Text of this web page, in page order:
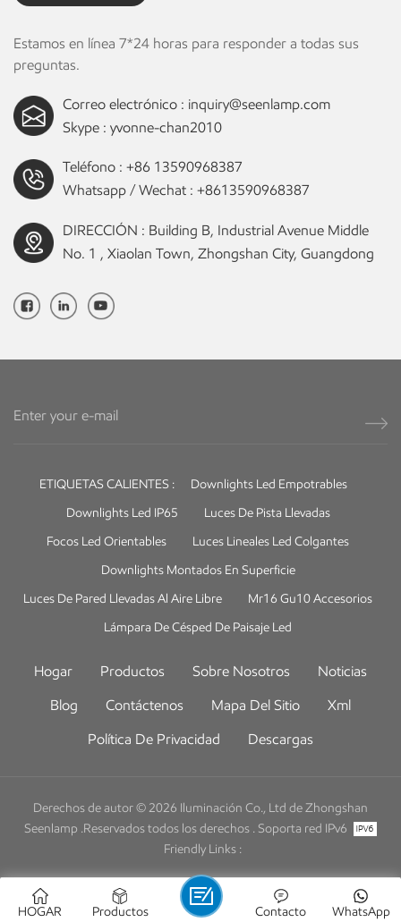
Estamos en línea 7*24 horas para responder a todas sus
preguntas.
Correo electrónico : inquiry@seenlamp.com
Skype : yvonne-chan2010
Teléfono : +86 13590968387
Whatsapp / Wechat : +8613590968387
DIRECCIÓN : Building B, Industrial Avenue Middle
No. 1 , Xiaolan Town, Zhongshan City, Guangdong
ETIQUETAS CALIENTES :
Downlights Led Empotrables
Downlights Led IP65
Luces De Pista Llevadas
Focos Led Orientables
Luces Lineales Led Colgantes
Downlights Montados En Superficie
Luces De Pared Llevadas Al Aire Libre
Mr16 Gu10 Accesorios
Lámpara De Césped De Paisaje Led
Hogar Productos Sobre Nosotros
Noticias
Blog
Contáctenos Mapa Del Sitio
Xml
Política De Privacidad
Descargas
Derechos de autor © 2026 Iluminación Co., Ltd de Zhongshan
Seenlamp .Reservados todos los derechos . Soporta red IPv6
Friendly Links :
HOGAR Productos WhatsApp
Contacto